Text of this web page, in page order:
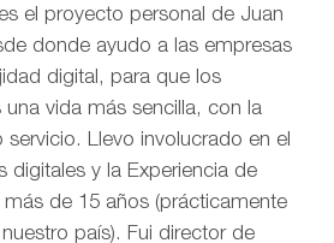
es el proyecto personal de Juan
donde ayudo a las empresas
digital, para que los
vida más sencilla, con la
Llevo involucrado en el
digitales y la Experiencia de
de 15 años (prácticamente
país). Fui director de